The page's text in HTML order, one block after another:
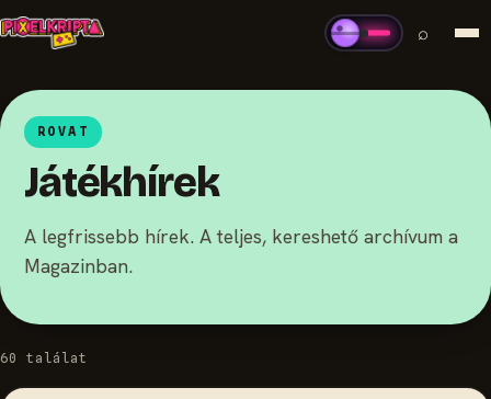
⌕
ROVAT
Játékhírek
A legfrissebb hírek. A teljes, kereshető archívum a
Magazinban.
60 találat